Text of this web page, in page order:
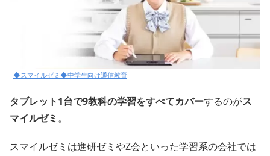
◆スマイルゼミ◆中学生向け通信教育
タブレット1台で9教科の学習をすべてカバーするのがス
マイルゼミ 。
スマイルゼミは進研ゼミやZ会といった学習系の会社では